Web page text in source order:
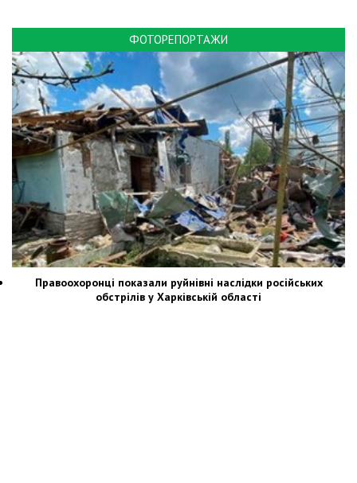
ФОТОРЕПОРТАЖИ
Правоохоронці показали руйнівні наслідки російських
обстрілів у Харківській області